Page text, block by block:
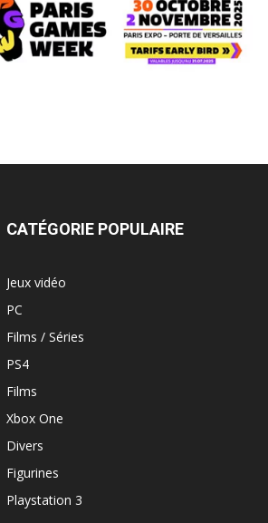
CATÉGORIE POPULAIRE
Jeux vidéo
PC
Films / Séries
PS4
Films
Xbox One
Divers
Figurines
Playstation 3